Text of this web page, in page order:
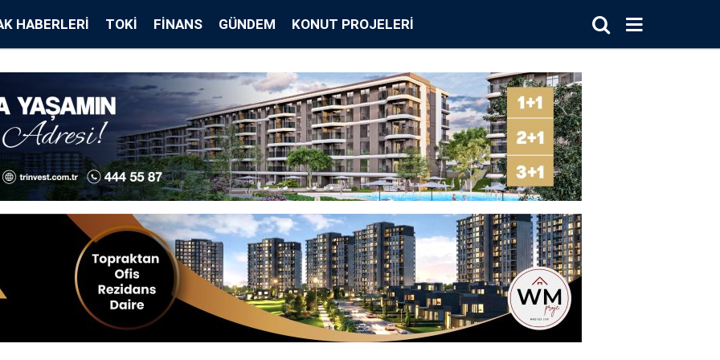
HABERLERI TOKİ FINANS GÜNDEM KONUT PROJELERI